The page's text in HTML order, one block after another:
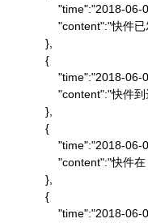
"time":"2018-
"content":"快件
            },
            {
"time":"2018-
"content":"
            },
            {
"time":"2018-
"content":"
            },
            {
"time":"2018-